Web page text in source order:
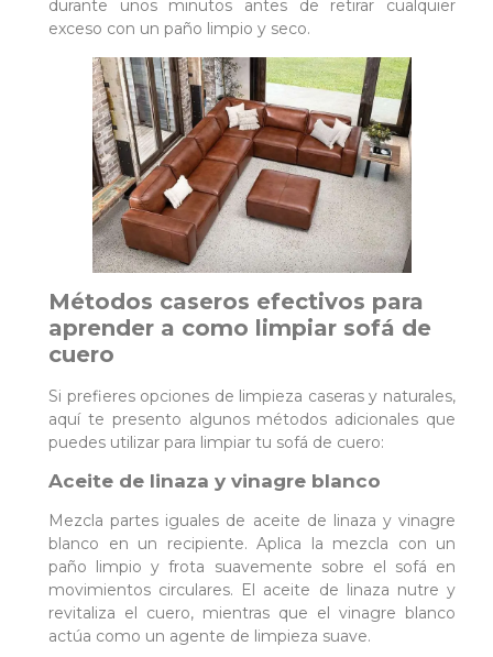
durante unos minutos antes de retirar cualquier
exceso con un paño limpio y seco.
Métodos caseros efectivos para
aprender a como limpiar sofá de
cuero
Si prefieres opciones de limpieza caseras y naturales,
aquí te presento algunos métodos adicionales que
puedes utilizar para limpiar tu sofá de cuero:
Aceite de linaza y vinagre blanco
Mezcla partes iguales de aceite de linaza y vinagre
blanco en un recipiente. Aplica la mezcla con un
paño limpio y frota suavemente sobre el sofá en
movimientos circulares. El aceite de linaza nutre y
revitaliza el cuero, mientras que el vinagre blanco
actúa como un agente de limpieza suave.